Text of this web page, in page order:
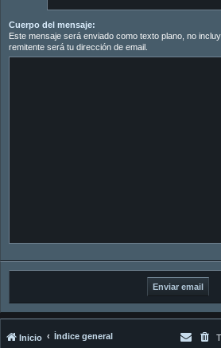
Cuerpo del mensaje:
Este mensaje será enviado como texto plano, no
remitente será tu dirección de email.
Inicio Índice general